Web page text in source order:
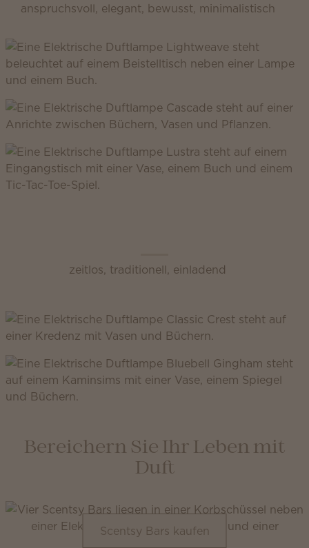
anspruchsvoll, elegant, bewusst, minimalistisch
zeitlos, traditionell, einladend
Bereichern Sie Ihr Leben mit
Duft
Scentsy Bars kaufen